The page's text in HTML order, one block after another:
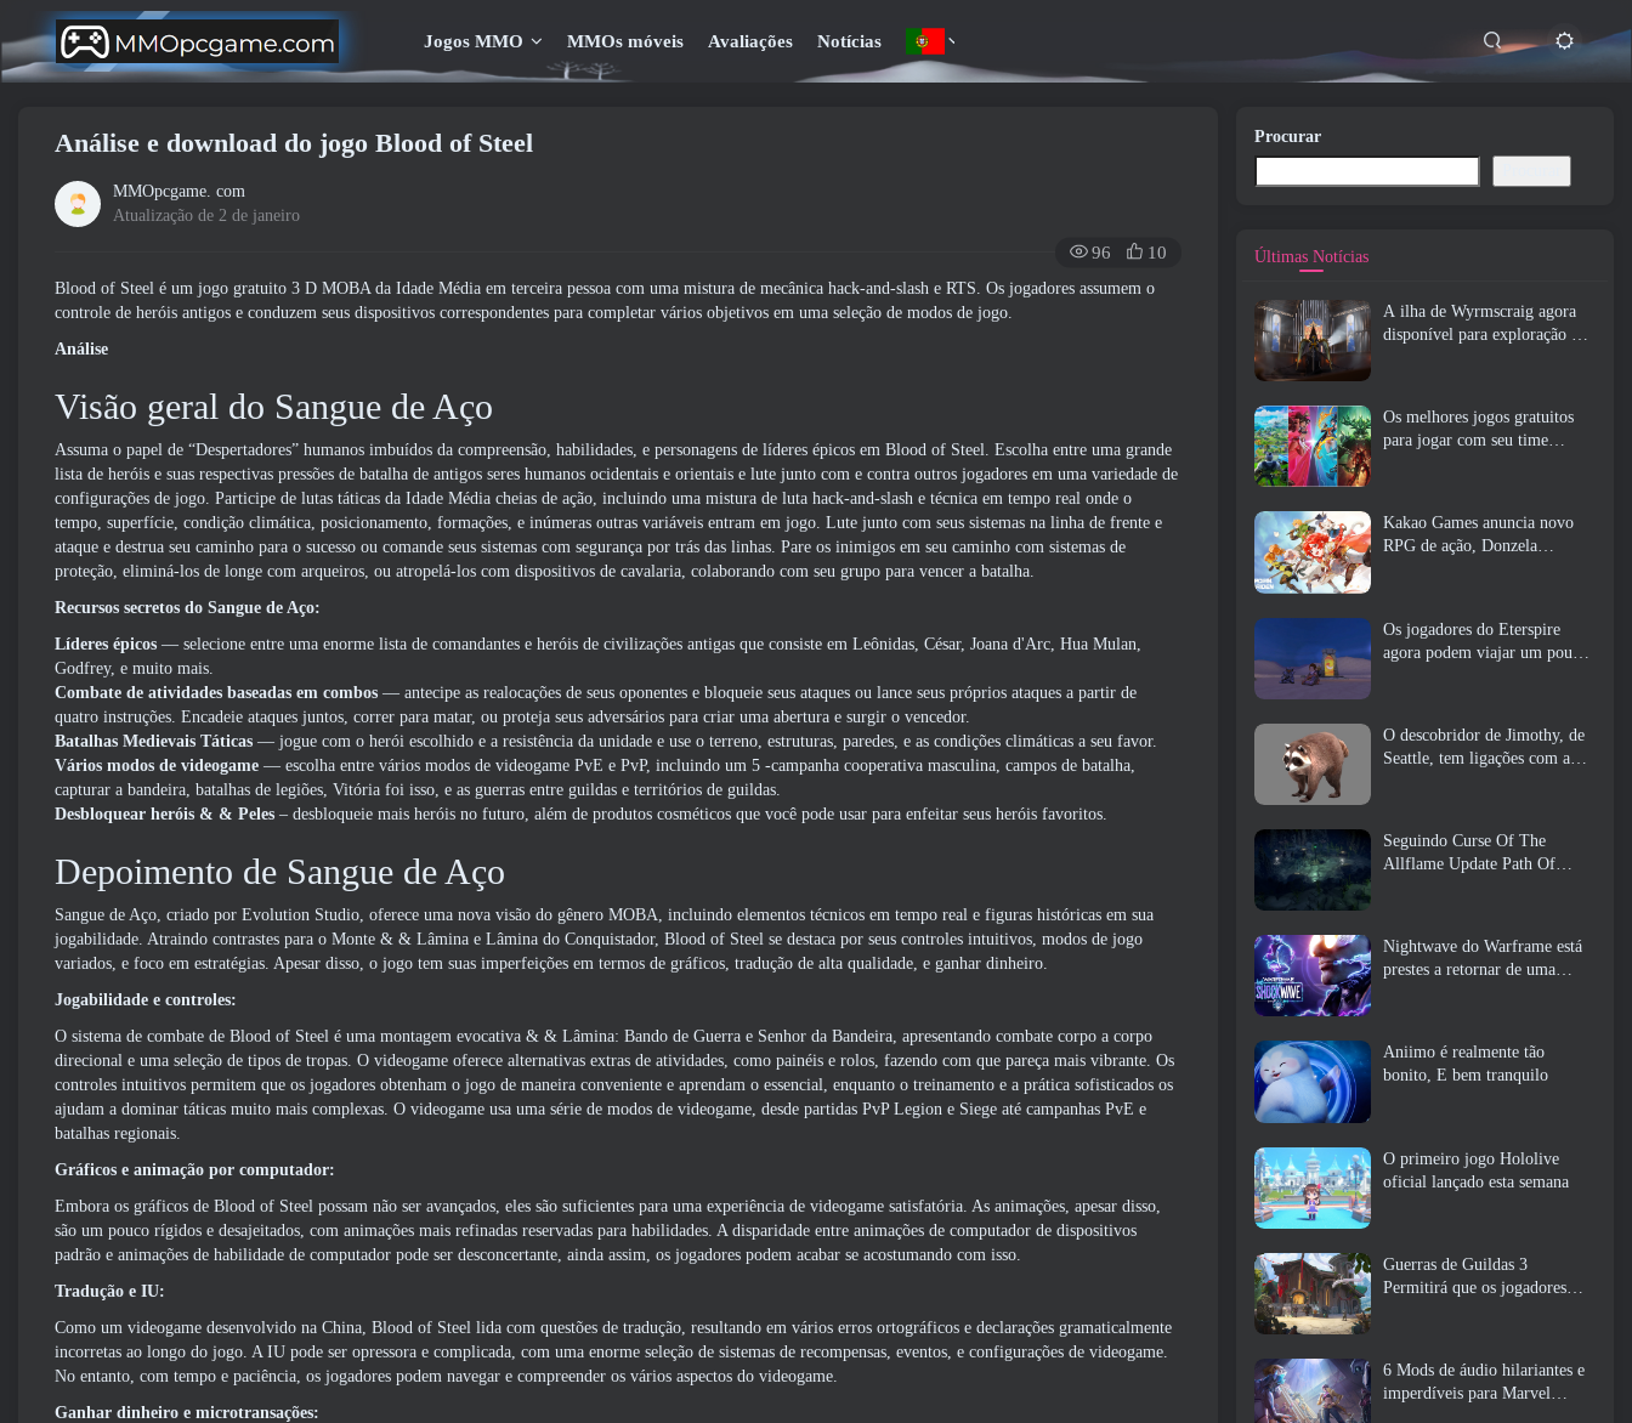
Jogos MMO MMOs móveis Avaliações Notícias
Análise e download do jogo Blood of Steel
MMOpcgame. com
Atualização de 2 de janeiro
96 10
Blood of Steel é um jogo gratuito 3 D MOBA da Idade Média em terceira pessoa com uma mistura de mecânica hack-and-slash e RTS. Os jogadores assumem o
controle de heróis antigos e conduzem seus dispositivos correspondentes para completar vários objetivos em uma seleção de modos de jogo.
Análise
Visão geral do Sangue de Aço
Assuma o papel de “Despertadores” humanos imbuídos da compreensão, habilidades, e personagens de líderes épicos em Blood of Steel. Escolha entre uma grande
lista de heróis e suas respectivas pressões de batalha de antigos seres humanos ocidentais e orientais e lute junto com e contra outros jogadores em uma variedade de
configurações de jogo. Participe de lutas táticas da Idade Média cheias de ação, incluindo uma mistura de luta hack-and-slash e técnica em tempo real onde o
tempo, superfície, condição climática, posicionamento, formações, e inúmeras outras variáveis ​​entram em jogo. Lute junto com seus sistemas na linha de frente e
ataque e destrua seu caminho para o sucesso ou comande seus sistemas com segurança por trás das linhas. Pare os inimigos em seu caminho com sistemas de
proteção, eliminá-los de longe com arqueiros, ou atropelá-los com dispositivos de cavalaria, colaborando com seu grupo para vencer a batalha.
Recursos secretos do Sangue de Aço:
Líderes épicos — selecione entre uma enorme lista de comandantes e heróis de civilizações antigas que consiste em Leônidas, César, Joana d'Arc, Hua Mulan,
Godfrey, e muito mais.
Combate de atividades baseadas em combos — antecipe as realocações de seus oponentes e bloqueie seus ataques ou lance seus próprios ataques a partir de
quatro instruções. Encadeie ataques juntos, correr para matar, ou proteja seus adversários para criar uma abertura e surgir o vencedor.
Batalhas Medievais Táticas — jogue com o herói escolhido e a resistência da unidade e use o terreno, estruturas, paredes, e as condições climáticas a seu favor.
Vários modos de videogame — escolha entre vários modos de videogame PvE e PvP, incluindo um 5 -campanha cooperativa masculina, campos de batalha,
capturar a bandeira, batalhas de legiões, Vitória foi isso, e as guerras entre guildas e territórios de guildas.
Desbloquear heróis & & Peles – desbloqueie mais heróis no futuro, além de produtos cosméticos que você pode usar para enfeitar seus heróis favoritos.
Depoimento de Sangue de Aço
Sangue de Aço, criado por Evolution Studio, oferece uma nova visão do gênero MOBA, incluindo elementos técnicos em tempo real e figuras históricas em sua
jogabilidade. Atraindo contrastes para o Monte & & Lâmina e Lâmina do Conquistador, Blood of Steel se destaca por seus controles intuitivos, modos de jogo
variados, e foco em estratégias. Apesar disso, o jogo tem suas imperfeições em termos de gráficos, tradução de alta qualidade, e ganhar dinheiro.
Jogabilidade e controles:
O sistema de combate de Blood of Steel é uma montagem evocativa & & Lâmina: Bando de Guerra e Senhor da Bandeira, apresentando combate corpo a corpo
direcional e uma seleção de tipos de tropas. O videogame oferece alternativas extras de atividades, como painéis e rolos, fazendo com que pareça mais vibrante. Os
controles intuitivos permitem que os jogadores obtenham o jogo de maneira conveniente e aprendam o essencial, enquanto o treinamento e a prática sofisticados os
ajudam a dominar táticas muito mais complexas. O videogame usa uma série de modos de videogame, desde partidas PvP Legion e Siege até campanhas PvE e
batalhas regionais.
Gráficos e animação por computador:
Embora os gráficos de Blood of Steel possam não ser avançados, eles são suficientes para uma experiência de videogame satisfatória. As animações, apesar disso,
são um pouco rígidos e desajeitados, com animações mais refinadas reservadas para habilidades. A disparidade entre animações de computador de dispositivos
padrão e animações de habilidade de computador pode ser desconcertante, ainda assim, os jogadores podem acabar se acostumando com isso.
Tradução e IU:
Como um videogame desenvolvido na China, Blood of Steel lida com questões de tradução, resultando em vários erros ortográficos e declarações gramaticalmente
incorretas ao longo do jogo. A IU pode ser opressora e complicada, com uma enorme seleção de sistemas de recompensas, eventos, e configurações de videogame.
No entanto, com tempo e paciência, os jogadores podem navegar e compreender os vários aspectos do videogame.
Ganhar dinheiro e microtransações:
Procurar
Últimas Notícias
A ilha de Wyrmscraig agora
disponível para exploração no
Os melhores jogos gratuitos
para jogar com seu time
Kakao Games anuncia novo
RPG de ação, Donzela
Os jogadores do Eterspire
agora podem viajar um pouco
O descobridor de Jimothy, de
Seattle, tem ligações com a
Seguindo Curse Of The
Allflame Update Path Of
Nightwave do Warframe está
prestes a retornar de uma
Aniimo é realmente tão
bonito, E bem tranquilo
O primeiro jogo Hololive
oficial lançado esta semana
Guerras de Guildas 3
Permitirá que os jogadores
6 Mods de áudio hilariantes e
imperdíveis para Marvel